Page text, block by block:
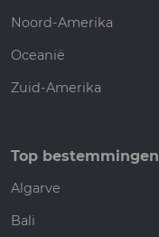
Noord-Amerika
Oceanië
Zuid-Amerika
Top bestemmingen
Algarve
Bali